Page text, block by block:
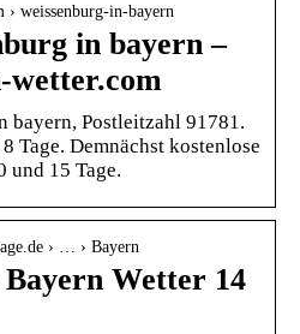
weissenburg-in-bayern
in bayern –
wetter.com
bayern, Postleitzahl 91781.
Tage. Demnächst kostenlose
und 15 Tage.
› … › Bayern
Wetter 14